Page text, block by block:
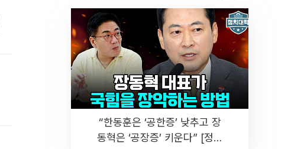
“한동훈은 ‘공한증’ 낮추고 장
동혁은 ‘공장증’ 키운다” [정치